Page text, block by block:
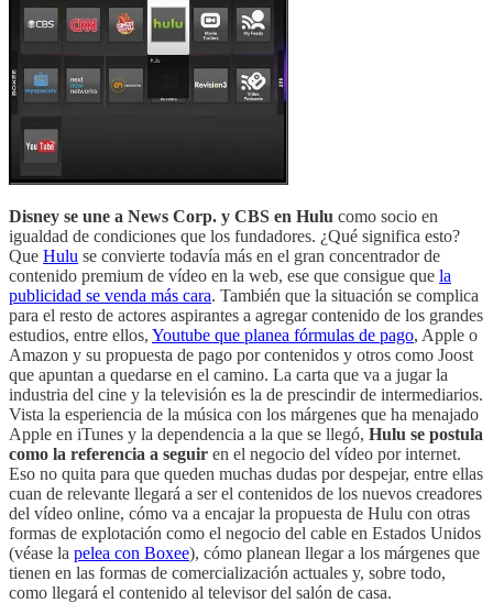
Disney se une a News Corp. y CBS en Hulu como socio en
igualdad de condiciones que los fundadores. ¿Qué significa esto?
Que Hulu se convierte todavía más en el gran concentrador de
contenido premium de vídeo en la web, ese que consigue que la
publicidad se venda más cara. También que la situación se complica
para el resto de actores aspirantes a agregar contenido de los grandes
estudios, entre ellos, Youtube que planea fórmulas de pago, Apple o
Amazon y su propuesta de pago por contenidos y otros como Joost
que apuntan a quedarse en el camino. La carta que va a jugar la
industria del cine y la televisión es la de prescindir de intermediarios.
Vista la esperiencia de la música con los márgenes que ha menajado
Apple en iTunes y la dependencia a la que se llegó, Hulu se postula
como la referencia a seguir en el negocio del vídeo por internet.
Eso no quita para que queden muchas dudas por despejar, entre ellas
cuan de relevante llegará a ser el contenidos de los nuevos creadores
del vídeo online, cómo va a encajar la propuesta de Hulu con otras
formas de explotación como el negocio del cable en Estados Unidos
(véase la pelea con Boxee), cómo planean llegar a los márgenes que
tienen en las formas de comercialización actuales y, sobre todo,
como llegará el contenido al televisor del salón de casa.